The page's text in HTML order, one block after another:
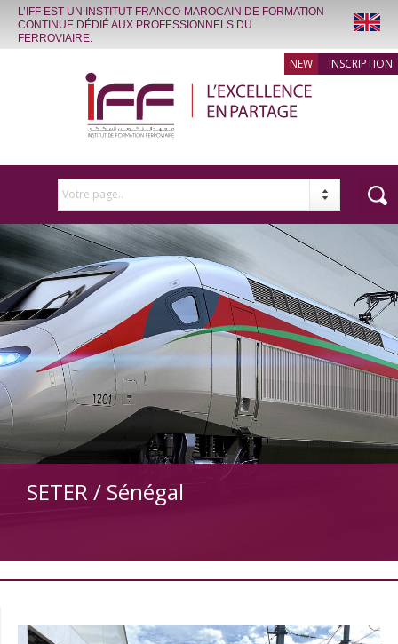
L’IFF EST UN INSTITUT FRANCO-MAROCAIN DE FORMATION
CONTINUE DÉDIÉ AUX PROFESSIONNELS DU
FERROVIAIRE.
INSCRIPTION
Votre page..
SETER / Sénégal